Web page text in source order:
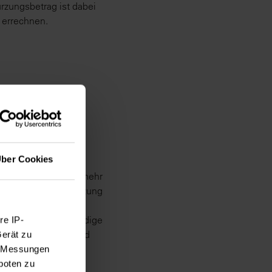
Cookies
IP-
zu
zu
ist dabei
angesetzten
Bruttopreis um mehr
wegen Verletzung
der dem
sind offenkundige
gerügt hat und